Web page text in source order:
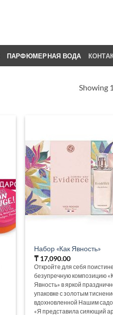
ПАРФЮМЕРНАЯ ВОДА
Showing
Набор «Как Явность»
₸17,090.00
Откройте для себя поистине
безупречную композицию
Явность» в яркой
упаковке с золотым
вдохновленной Нашим
«Я представила сияющий